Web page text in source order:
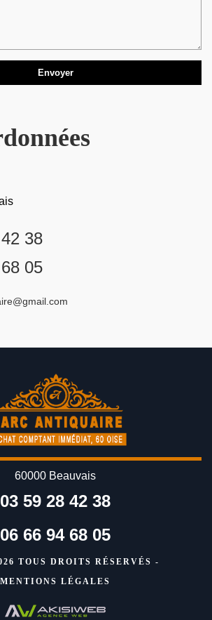
38
05
60000 Beauvais
03 59 28 42 38
06 66 94 68 05
TOUS DROITS RÉSERVÉS -
MENTIONS LÉGALES